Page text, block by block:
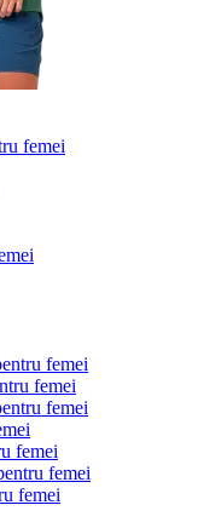
femei
femei
femei
femei
femei
femei
femei